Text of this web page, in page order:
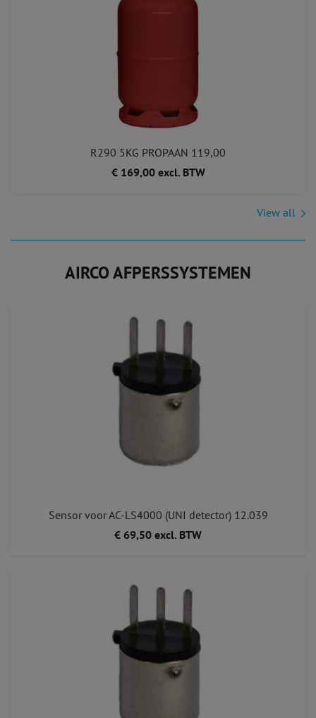
R290 5KG PROPAAN 119,00
€ 169,00 excl. BTW
View all
AIRCO AFPERSSYSTEMEN
Sensor voor AC-LS4000 (UNI detector) 12.039
€ 69,50 excl. BTW